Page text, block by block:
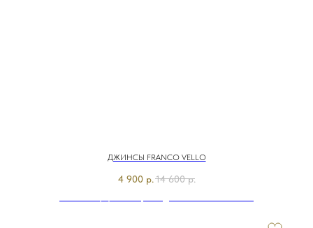
ДЖИНСЫ FRANCO VELLO
4 900 р.14 600 р.